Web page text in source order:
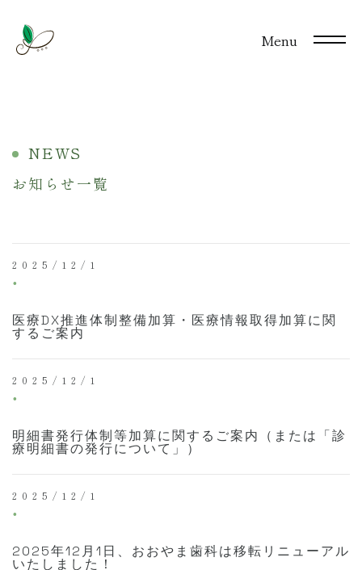
Menu
NEWS
お知らせ一覧
2025/12/1
⚫︎
医療DX推進体制整備加算・医療情報取得加算に関
するご案内
2025/12/1
⚫︎
明細書発行体制等加算に関するご案内（または「診
療明細書の発行について」）
2025/12/1
⚫︎
2025年12月1日、おおやま歯科は移転リニューアル
いたしました！